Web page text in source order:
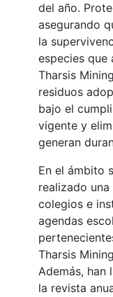
del año.
asegurando
la
especies que
Tharsis
residuos
bajo el
vigente y
generan
En el ámbito
realizado
colegios e
agendas
Tharsis
Además, han
la revista